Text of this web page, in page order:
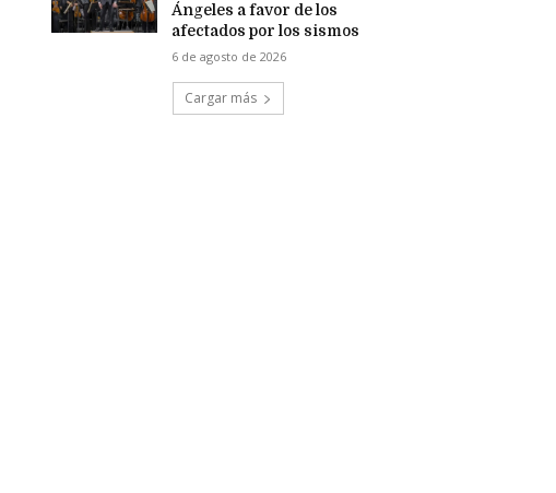
Ángeles a favor de los
afectados por los sismos
6 de agosto de 2026
Cargar más